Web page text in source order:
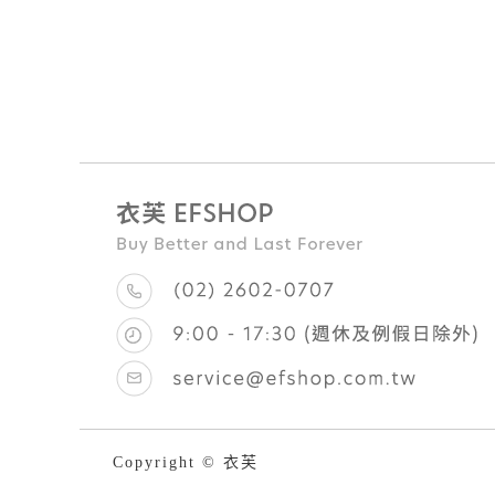
Copyright © 衣芙